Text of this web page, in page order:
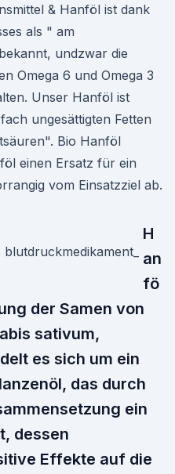
& Hanföl ist dank
als " am
undzwar die
Omega 6 und Omega 3
Unser Hanföl ist
ungesättigten Fetten
Bio Hanföl
einen Ersatz für ein
vom Einsatzziel ab.
H
an
fö
der Samen von
sativum,
es sich um ein
das durch
ein
dessen
Effekte auf die